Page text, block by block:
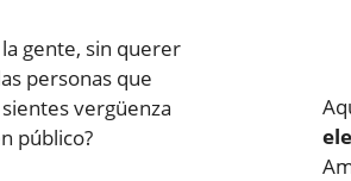
gente, sin querer
personas que
vergüenza
público?